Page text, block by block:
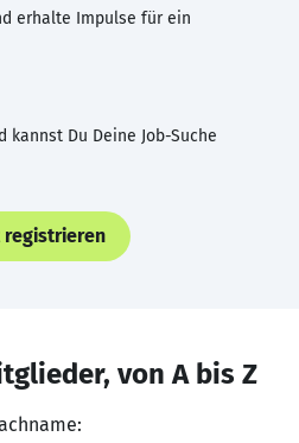
erhalte Impulse für ein
Du Deine Job-Suche
registrieren
von A bis Z